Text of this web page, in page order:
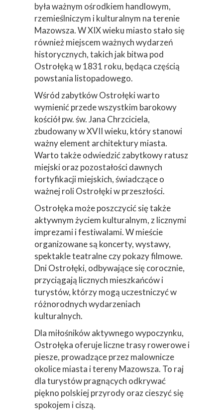
była ważnym ośrodkiem handlowym,
rzemieślniczym i kulturalnym na terenie
Mazowsza. W XIX wieku miasto stało się
również miejscem ważnych wydarzeń
historycznych, takich jak bitwa pod
Ostrołęką w 1831 roku, będąca częścią
powstania listopadowego.
Wśród zabytków Ostrołęki warto
wymienić przede wszystkim barokowy
kościół pw. św. Jana Chrzciciela,
zbudowany w XVII wieku, który stanowi
ważny element architektury miasta.
Warto także odwiedzić zabytkowy ratusz
miejski oraz pozostałości dawnych
fortyfikacji miejskich, świadczące o
ważnej roli Ostrołęki w przeszłości.
Ostrołęka może poszczycić się także
aktywnym życiem kulturalnym, z licznymi
imprezami i festiwalami. W mieście
organizowane są koncerty, wystawy,
spektakle teatralne czy pokazy filmowe.
Dni Ostrołęki, odbywające się corocznie,
przyciągają licznych mieszkańców i
turystów, którzy mogą uczestniczyć w
różnorodnych wydarzeniach
kulturalnych.
Dla miłośników aktywnego wypoczynku,
Ostrołęka oferuje liczne trasy rowerowe i
piesze, prowadzące przez malownicze
okolice miasta i tereny Mazowsza. To raj
dla turystów pragnących odkrywać
piękno polskiej przyrody oraz cieszyć się
spokojem i ciszą.